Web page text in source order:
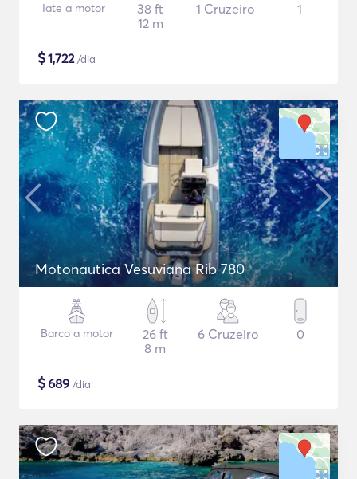
Iate a motor
38 ft
12 m
1 Cruzeiro 1
$1,722/dia
Motonautica Vesuviana Rib 780
Barco a motor
26 ft
8 m
6 Cruzeiro 0
$689 /dia